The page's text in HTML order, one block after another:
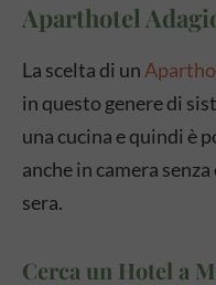
Aparthotel
La scelta di un
in questo genere di
una cucina e quindi è
anche in camera
sera.
Cerca un Hotel a